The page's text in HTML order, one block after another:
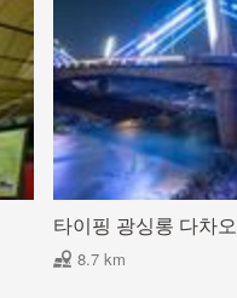
타이핑 광싱롱 다차오
8.7 km